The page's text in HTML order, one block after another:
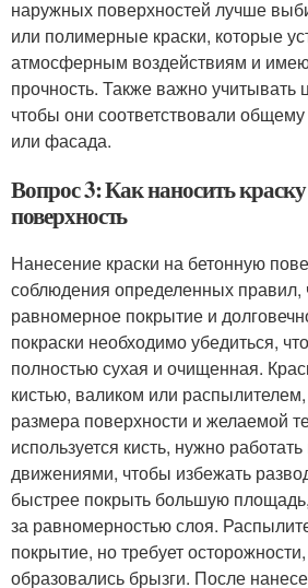
наружных поверхностей лучше
или полимерные краски, которые
атмосферным воздействиям и
прочность. Также важно учитывать
чтобы они соответствовали
или фасада.
Вопрос 3: Как наносить
поверхность
Нанесение краски на бетонную
соблюдения определенных правил,
равномерное покрытие и
покраски необходимо убедиться,
полностью сухая и очищенная.
кистью, валиком или
размера поверхности и желаемой
используется кисть, нужно
движениями, чтобы избежать
быстрее покрыть большую
за равномерностью слоя.
покрытие, но требует
образовались брызги. После